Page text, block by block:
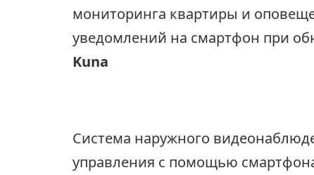
мониторинга квартиры и
уведомлений на смартфон при
Kuna
Система наружного
управления с помощью